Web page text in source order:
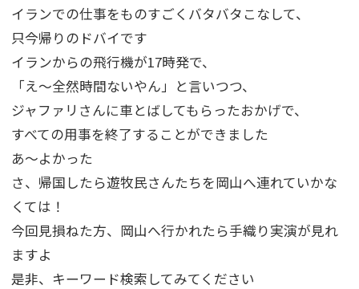
イランでの仕事をものすごくバタバタこなして、
只今帰りのドバイです
イランからの飛行機が17時発で、
「え～全然時間ないやん」と言いつつ、
ジャファリさんに車とばしてもらったおかげで、
すべての用事を終了することができました
あ～よかった
さ、帰国したら遊牧民さんたちを岡山へ連れていかな
くては！
今回見損ねた方、岡山へ行かれたら手織り実演が見れ
ますよ
是非、キーワード検索してみてください